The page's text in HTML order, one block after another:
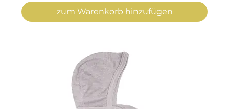
zum Warenkorb hinzufügen